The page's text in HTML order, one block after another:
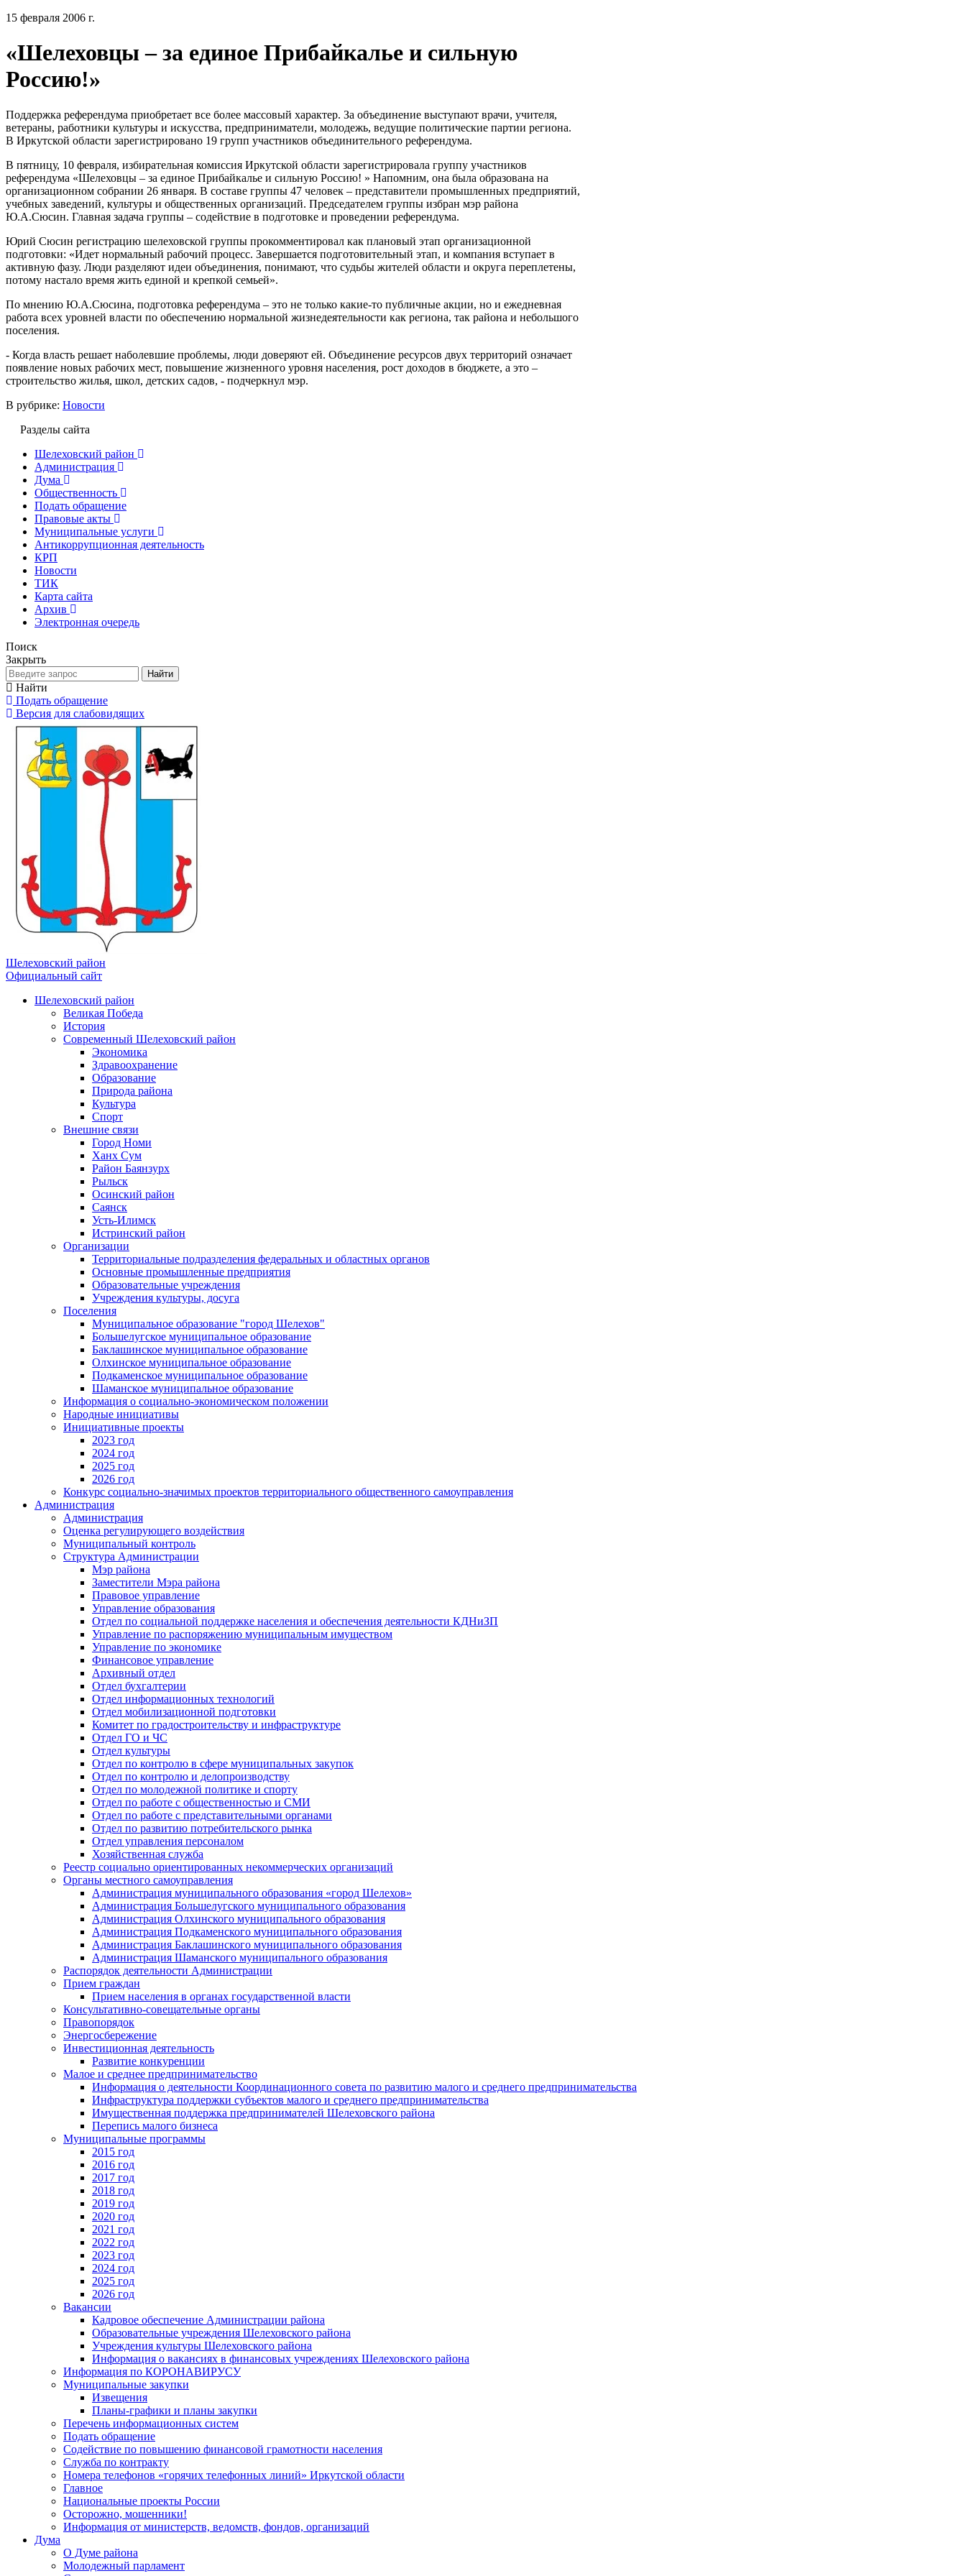
15 февраля 2006 г.
«Шелеховцы – за единое Прибайкалье и сильную
Россию!»
Поддержка референдума приобретает все более массовый характер. За объединение выступают врачи, учителя,
ветераны, работники культуры и искусства, предприниматели, молодежь, ведущие политические партии региона.
В Иркутской области зарегистрировано 19 групп участников объединительного референдума.
В пятницу, 10 февраля, избирательная комиссия Иркутской области зарегистрировала группу участников
референдума «Шелеховцы – за единое Прибайкалье и сильную Россию! » Напомним, она была образована на
организационном собрании 26 января. В составе группы 47 человек – представители промышленных предприятий,
учебных заведений, культуры и общественных организаций. Председателем группы избран мэр района
Ю.А.Сюсин. Главная задача группы – содействие в подготовке и проведении референдума.
Юрий Сюсин регистрацию шелеховской группы прокомментировал как плановый этап организационной
подготовки: «Идет нормальный рабочий процесс. Завершается подготовительный этап, и компания вступает в
активную фазу. Люди разделяют идеи объединения, понимают, что судьбы жителей области и округа переплетены,
потому настало время жить единой и крепкой семьей».
По мнению Ю.А.Сюсина, подготовка референдума – это не только какие-то публичные акции, но и ежедневная
работа всех уровней власти по обеспечению нормальной жизнедеятельности как региона, так района и небольшого
поселения.
- Когда власть решает наболевшие проблемы, люди доверяют ей. Объединение ресурсов двух территорий означает
появление новых рабочих мест, повышение жизненного уровня населения, рост доходов в бюджете, а это –
строительство жилья, школ, детских садов, - подчеркнул мэр.
В рубрике: Новости
Разделы сайта
Шелеховский район
Администрация
Дума
Общественность
Подать обращение
Правовые акты
Муниципальные услуги
Антикоррупционная деятельность
КРП
Новости
ТИК
Карта сайта
Архив
Электронная очередь
Поиск
Закрыть
Найти
Найти
Подать обращение
Версия для слабовидящих
Шелеховский район
Официальный сайт
Шелеховский район
Великая Победа
История
Современный Шелеховский район
Экономика
Здравоохранение
Образование
Природа района
Культура
Спорт
Внешние связи
Город Номи
Ханх Сум
Район Баянзурх
Рыльск
Осинский район
Саянск
Усть-Илимск
Истринский район
Организации
Территориальные подразделения федеральных и областных органов
Основные промышленные предприятия
Образовательные учреждения
Учреждения культуры, досуга
Поселения
Муниципальное образование "город Шелехов"
Большелугское муниципальное образование
Баклашинское муниципальное образование
Олхинское муниципальное образование
Подкаменское муниципальное образование
Шаманское муниципальное образование
Информация о социально-экономическом положении
Народные инициативы
Инициативные проекты
2023 год
2024 год
2025 год
2026 год
Конкурс социально-значимых проектов территориального общественного самоуправления
Администрация
Администрация
Оценка регулирующего воздействия
Муниципальный контроль
Структура Администрации
Мэр района
Заместители Мэра района
Правовое управление
Управление образования
Отдел по социальной поддержке населения и обеспечения деятельности КДНиЗП
Управление по распоряжению муниципальным имуществом
Управление по экономике
Финансовое управление
Архивный отдел
Отдел бухгалтерии
Отдел информационных технологий
Отдел мобилизационной подготовки
Комитет по градостроительству и инфраструктуре
Отдел ГО и ЧС
Отдел культуры
Отдел по контролю в сфере муниципальных закупок
Отдел по контролю и делопроизводству
Отдел по молодежной политике и спорту
Отдел по работе с общественностью и СМИ
Отдел по работе с представительными органами
Отдел по развитию потребительского рынка
Отдел управления персоналом
Хозяйственная служба
Реестр социально ориентированных некоммерческих организаций
Органы местного самоуправления
Администрация муниципального образования «город Шелехов»
Администрация Большелугского муниципального образования
Администрация Олхинского муниципального образования
Администрация Подкаменского муниципального образования
Администрация Баклашинского муниципального образования
Администрация Шаманского муниципального образования
Распорядок деятельности Администрации
Прием граждан
Прием населения в органах государственной власти
Консультативно-совещательные органы
Правопорядок
Энергосбережение
Инвестиционная деятельность
Развитие конкуренции
Малое и среднее предпринимательство
Информация о деятельности Координационного совета по развитию малого и среднего предпринимательства
Инфраструктура поддержки субъектов малого и среднего предпринимательства
Имущественная поддержка предпринимателей Шелеховского района
Перепись малого бизнеса
Муниципальные программы
2015 год
2016 год
2017 год
2018 год
2019 год
2020 год
2021 год
2022 год
2023 год
2024 год
2025 год
2026 год
Вакансии
Кадровое обеспечение Администрации района
Образовательные учреждения Шелеховского района
Учреждения культуры Шелеховского района
Информация о вакансиях в финансовых учреждениях Шелеховского района
Информация по КОРОНАВИРУСУ
Муниципальные закупки
Извещения
Планы-графики и планы закупки
Перечень информационных систем
Подать обращение
Содействие по повышению финансовой грамотности населения
Служба по контракту
Номера телефонов «горячих телефонных линий» Иркутской области
Главное
Национальные проекты России
Осторожно, мошенники!
Информация от министерств, ведомств, фондов, организаций
Дума
О Думе района
Молодежный парламент